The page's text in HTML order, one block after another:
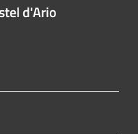
d'Ario